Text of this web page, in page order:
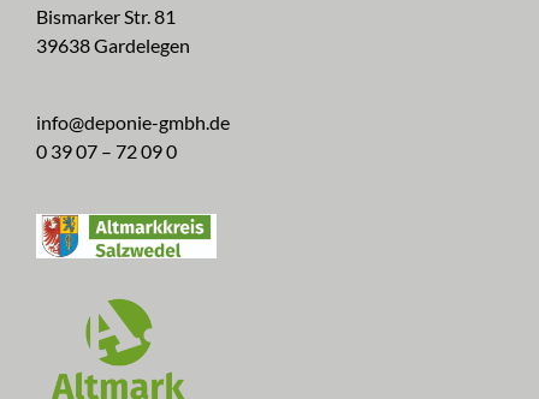
Bismarker Str. 81
39638 Gardelegen
info@deponie-gmbh.de
0 39 07 – 72 09 0